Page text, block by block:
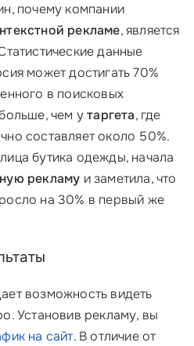
почему компании
рекламе, является
данные
может достигать 70%
в поисковых
чем утаргета, где
составляет около 50%.
бутика одежды, начала
рекламу и заметила, что
на 30% в первый же
возможность видеть
Установив рекламу, вы
на сайт. В отличие от